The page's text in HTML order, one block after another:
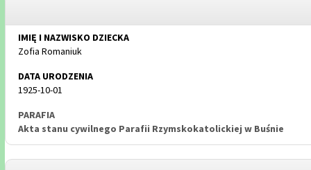
Zofia Romaniuk
1925-10-01
Akta stanu cywilnego Parafii Rzymskokatolickiej w Buśnie